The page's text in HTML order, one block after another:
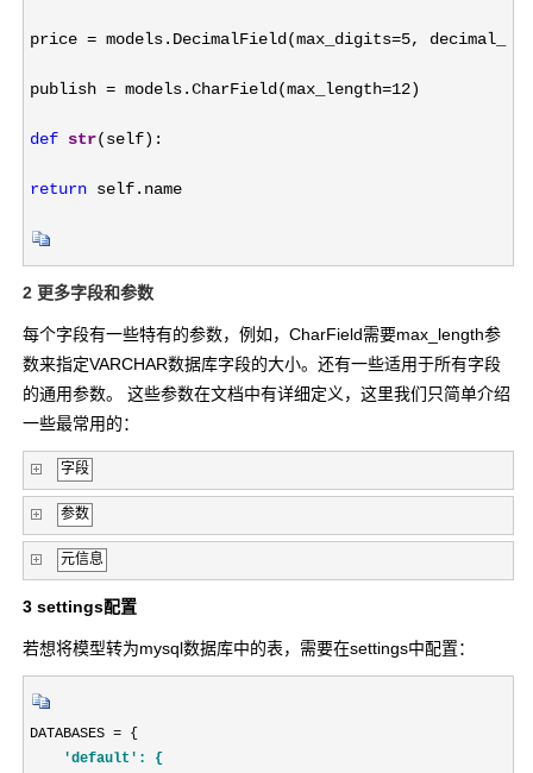
price = models.DecimalField(max_digits=5,
publish = models.CharField(max_length=12)
def str(self):
return self.name
2 更多字段和参数
每个字段有一些特有的参数，例如，CharField需要max_length参
数来指定VARCHAR数据库字段的大小。还有一些适用于所有字段
的通用参数。 这些参数在文档中有详细定义，这里我们只简单介绍
一些最常用的：
字段
参数
元信息
3 settings配置
若想将模型转为mysql数据库中的表，需要在settings中配置：
DATABASES = {
'default': {